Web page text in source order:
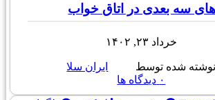
های سه بعدی در اتاق خواب
خرداد ۲۳, ۱۴۰۲
نوشته شده توسط
ایران سلا
۰ دیدگاه ها